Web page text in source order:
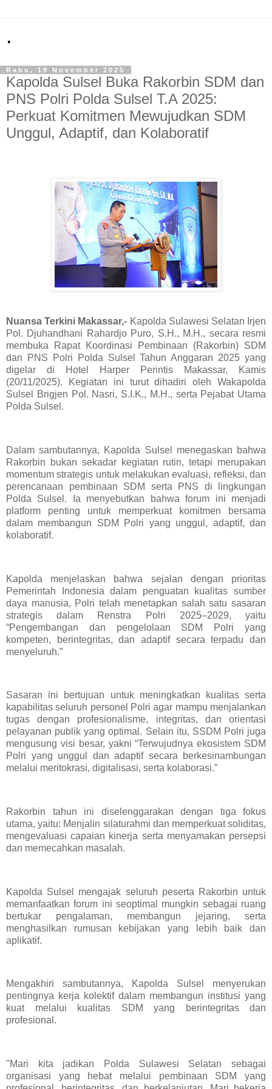
.
Rabu, 19 November 2025
Kapolda Sulsel Buka Rakorbin SDM dan
PNS Polri Polda Sulsel T.A 2025:
Perkuat Komitmen Mewujudkan SDM
Unggul, Adaptif, dan Kolaboratif
Nuansa Terkini Makassar,- Kapolda Sulawesi Selatan Irjen
Pol. Djuhandhani Rahardjo Puro, S.H., M.H., secara resmi
membuka Rapat Koordinasi Pembinaan (Rakorbin) SDM
dan PNS Polri Polda Sulsel Tahun Anggaran 2025 yang
digelar di Hotel Harper Perintis Makassar, Kamis
(20/11/2025). Kegiatan ini turut dihadiri oleh Wakapolda
Sulsel Brigjen Pol. Nasri, S.I.K., M.H., serta Pejabat Utama
Polda Sulsel.
Dalam sambutannya, Kapolda Sulsel menegaskan bahwa
Rakorbin bukan sekadar kegiatan rutin, tetapi merupakan
momentum strategis untuk melakukan evaluasi, refleksi, dan
perencanaan pembinaan SDM serta PNS di lingkungan
Polda Sulsel. Ia menyebutkan bahwa forum ini menjadi
platform penting untuk memperkuat komitmen bersama
dalam membangun SDM Polri yang unggul, adaptif, dan
kolaboratif.
Kapolda menjelaskan bahwa sejalan dengan prioritas
Pemerintah Indonesia dalam penguatan kualitas sumber
daya manusia, Polri telah menetapkan salah satu sasaran
strategis dalam Renstra Polri 2025–2029, yaitu
“Pengembangan dan pengelolaan SDM Polri yang
kompeten, berintegritas, dan adaptif secara terpadu dan
menyeluruh.”
Sasaran ini bertujuan untuk meningkatkan kualitas serta
kapabilitas seluruh personel Polri agar mampu menjalankan
tugas dengan profesionalisme, integritas, dan orientasi
pelayanan publik yang optimal. Selain itu, SSDM Polri juga
mengusung visi besar, yakni “Terwujudnya ekosistem SDM
Polri yang unggul dan adaptif secara berkesinambungan
melalui meritokrasi, digitalisasi, serta kolaborasi.”
Rakorbin tahun ini diselenggarakan dengan tiga fokus
utama, yaitu: Menjalin silaturahmi dan memperkuat soliditas,
mengevaluasi capaian kinerja serta menyamakan persepsi
dan memecahkan masalah.
Kapolda Sulsel mengajak seluruh peserta Rakorbin untuk
memanfaatkan forum ini seoptimal mungkin sebagai ruang
bertukar pengalaman, membangun jejaring, serta
menghasilkan rumusan kebijakan yang lebih baik dan
aplikatif.
Mengakhiri sambutannya, Kapolda Sulsel menyerukan
pentingnya kerja kolektif dalam membangun institusi yang
kuat melalui kualitas SDM yang berintegritas dan
profesional.
"Mari kita jadikan Polda Sulawesi Selatan sebagai
organisasi yang hebat melalui pembinaan SDM yang